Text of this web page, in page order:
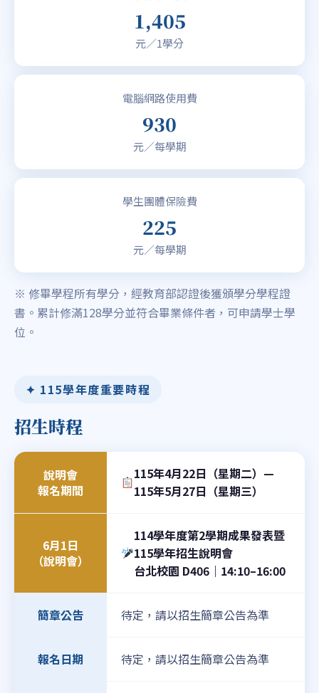
1,405
元／1學分
電腦網路使用費
930
元／每學期
學生團體保險費
225
元／每學期
※ 修畢學程所有學分，經教育部認證後獲頒學分學程證
書。累計修滿128學分並符合畢業條件者，可申請學士學
位。
✦ 115學年度重要時程
招生時程
說明會
報名期間
115年4月22日（星期二）—
115年5月27日（星期三）
6月1日
（說明會）
114學年度第2學期成果發表暨
115學年招生說明會
台北校園 D406｜14:10–16:00
簡章公告 待定，請以招生簡章公告為準
報名日期 待定，請以招生簡章公告為準